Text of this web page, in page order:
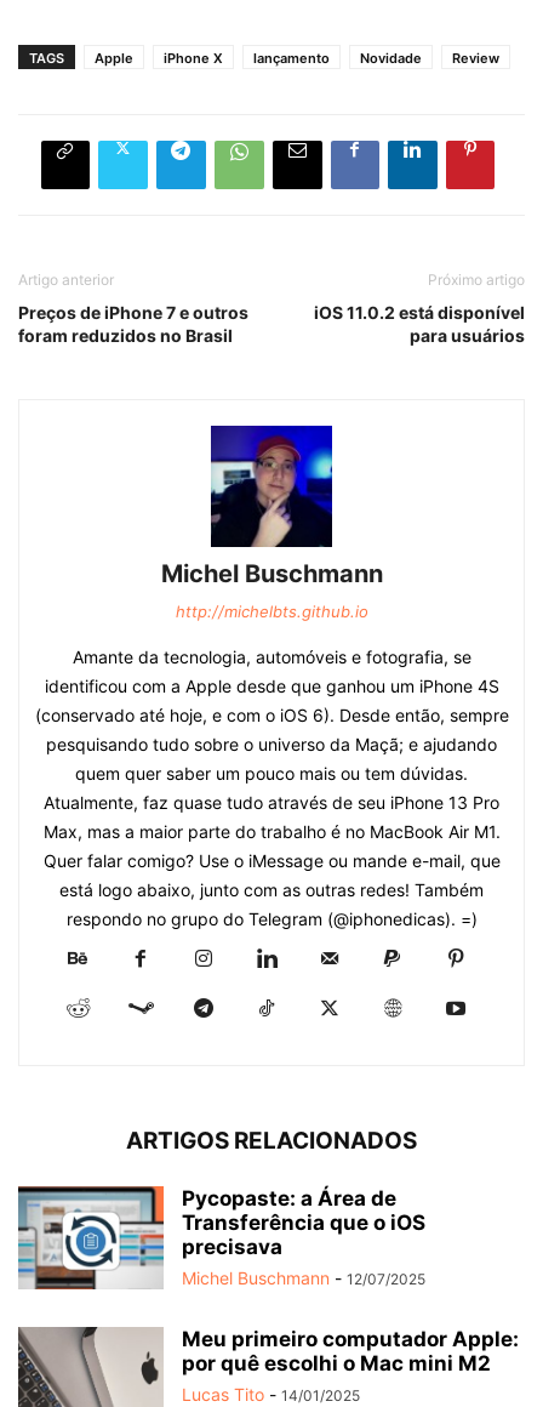
TAGS Apple iPhone X lançamento Novidade Review
Artigo anterior
Preços de iPhone 7 e outros
foram reduzidos no Brasil
Próximo artigo
iOS 11.0.2 está disponível
para usuários
Michel Buschmann
http://michelbts.github.io
Amante da tecnologia, automóveis e fotografia, se
identificou com a Apple desde que ganhou um iPhone 4S
(conservado até hoje, e com o iOS 6). Desde então, sempre
pesquisando tudo sobre o universo da Maçã; e ajudando
quem quer saber um pouco mais ou tem dúvidas.
Atualmente, faz quase tudo através de seu iPhone 13 Pro
Max, mas a maior parte do trabalho é no MacBook Air M1.
Quer falar comigo? Use o iMessage ou mande e-mail, que
está logo abaixo, junto com as outras redes! Também
respondo no grupo do Telegram (@iphonedicas). =)
ARTIGOS RELACIONADOS
Pycopaste: a Área de
Transferência que o iOS
precisava
Michel Buschmann - 12/07/2025
Meu primeiro computador Apple:
por quê escolhi o Mac mini M2
Lucas Tito - 14/01/2025